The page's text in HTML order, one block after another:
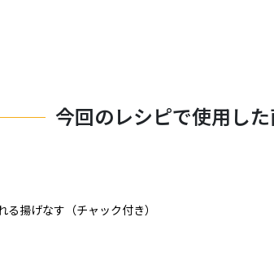
今回のレシピで使用し
揚げなす（チャック付き）